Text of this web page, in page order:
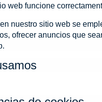
web funcione
nuestro sitio web se
ofrecer anuncios que